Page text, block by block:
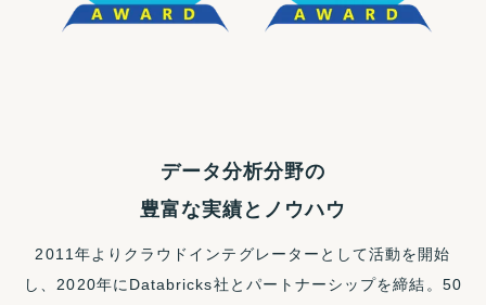
データ分析分野の
豊富な実績とノウハウ
2011年よりクラウドインテグレーターとして活動を開始
し、2020年にDatabricks社とパートナーシップを締結。50